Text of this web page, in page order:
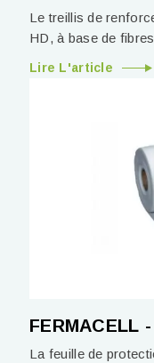
Le treillis de
HD, à base de
Lire L'article
FERMACELL
La feuille de